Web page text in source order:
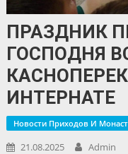
ПРАЗДНИК
ГОСПОДНЯ
ИНТЕРНАТЕ
Новости Приходов И
21.08.2025 Admin